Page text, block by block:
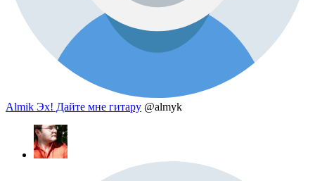
Almik Эх! Дайте мне гитару @almyk